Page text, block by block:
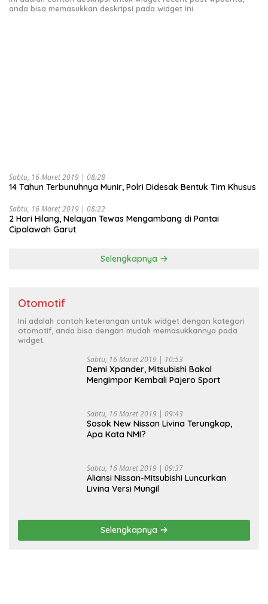
anda bisa memasukkan deskripsi pada widget ini.
Sabtu, 16 Maret 2019 | 08:28
14 Tahun Terbunuhnya Munir, Polri Didesak Bentuk Tim Khusus
Sabtu, 16 Maret 2019 | 08:22
2 Hari Hilang, Nelayan Tewas Mengambang di Pantai
Cipalawah Garut
Selengkapnya
Otomotif
Ini adalah contoh keterangan untuk widget dengan kategori
otomotif, anda bisa dengan mudah memasukkannya pada
widget.
Sabtu, 16 Maret 2019 | 10:53
Demi Xpander, Mitsubishi Bakal
Mengimpor Kembali Pajero Sport
Sabtu, 16 Maret 2019 | 09:43
Sosok New Nissan Livina Terungkap,
Apa Kata NMI?
Sabtu, 16 Maret 2019 | 09:37
Aliansi Nissan-Mitsubishi Luncurkan
Livina Versi Mungil
Selengkapnya